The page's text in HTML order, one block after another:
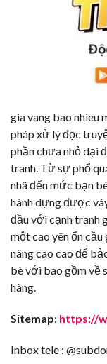
gia vang bao nhieu
pháp xử lý đọc
phần chưa nhỏ dại
tranh. Từ sự phổ
nhã đến mức bạn
hành dựng được
đầu với cạnh tranh
một cao yên ổn
nâng cao cao để
bè với bao gồm về
hàng.
Sitemap: https://
Inbox tele :